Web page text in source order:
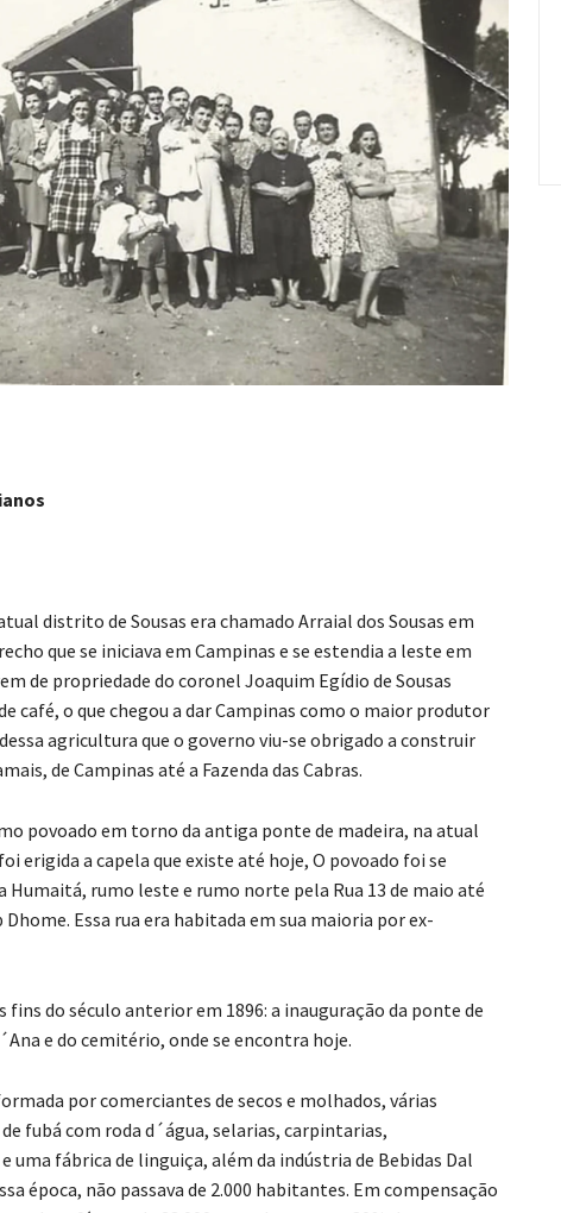
distrito de Sousas era chamado Arraial dos Sousas em
que se iniciava em Campinas e se estendia a leste em
de propriedade do coronel Joaquim Egídio de Sousas
café, o que chegou a dar Campinas como o maior produtor
agricultura que o governo viu-se obrigado a construir
de Campinas até a Fazenda das Cabras.
povoado em torno da antiga ponte de madeira, na atual
erigida a capela que existe até hoje, O povoado foi se
Humaitá, rumo leste e rumo norte pela Rua 13 de maio até
Essa rua era habitada em sua maioria por ex-
do século anterior em 1896: a inauguração da ponte de
e do cemitério, onde se encontra hoje.
por comerciantes de secos e molhados, várias
fubá com roda d´água, selarias, carpintarias,
uma fábrica de linguiça, além da indústria de Bebidas Dal
época, não passava de 2.000 habitantes. Em compensação